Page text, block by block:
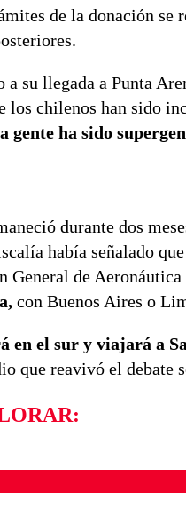
de la donación se
a su llegada a Punta
los chilenos han sido
ha sido
durante dos
había señalado
General de
con Buenos Aires o
en el sur y viajará a
que reavivó el